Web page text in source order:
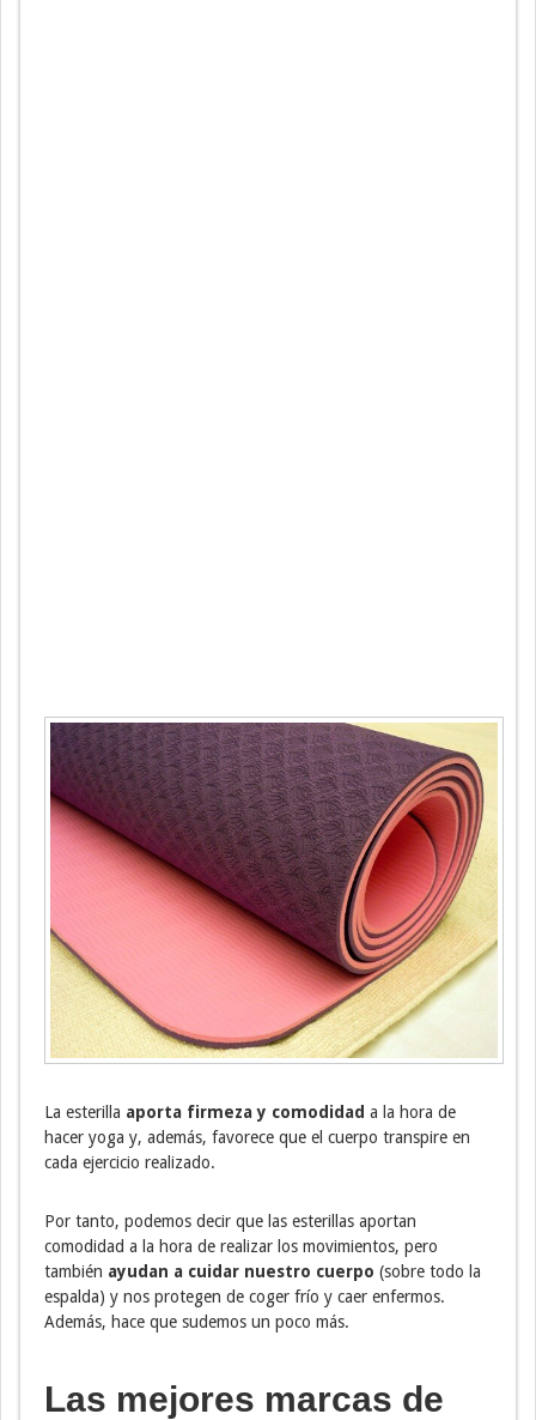
La esterilla aporta firmeza y comodidad a la hora de
hacer yoga y, además, favorece que el cuerpo transpire en
cada ejercicio realizado.
Por tanto, podemos decir que las esterillas aportan
comodidad a la hora de realizar los movimientos, pero
también ayudan a cuidar nuestro cuerpo (sobre todo la
espalda) y nos protegen de coger frío y caer enfermos.
Además, hace que sudemos un poco más.
Las mejores marcas de